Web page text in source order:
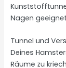
Nagen
Tunnel und
Deines
Räume zu